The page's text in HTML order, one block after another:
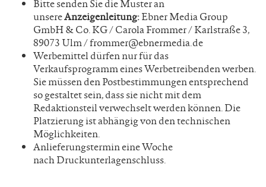
Bitte senden Sie die Muster an
unsereAnzeigenleitung:Ebner Media Group
GmbH & Co. KG / Carola Frommer / Karlstraße 3,
89073 Ulm / frommer@ebnermedia.de
Werbemittel dürfen nur für das
Verkaufsprogrammeines Werbetreibenden werben.
Sie müssen den Postbestimmungen entsprechend
so gestaltet sein, dass sie nicht mit dem
Redaktionsteil verwechselt werden können. Die
Platzierung ist abhängig von den technischen
Möglichkeiten.
Anlieferungstermin eine Woche
nachDruckunterlagenschluss.